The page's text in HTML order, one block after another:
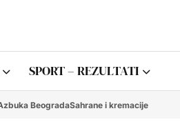
SPORT – REZULTATI
BeogradaSahrane i kremacije